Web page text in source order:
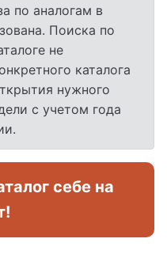
по аналогам в
Поиска по
не
каталога
нужного
с учетом года
себе на